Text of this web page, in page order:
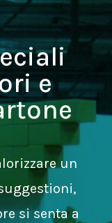
e
un
si senta a